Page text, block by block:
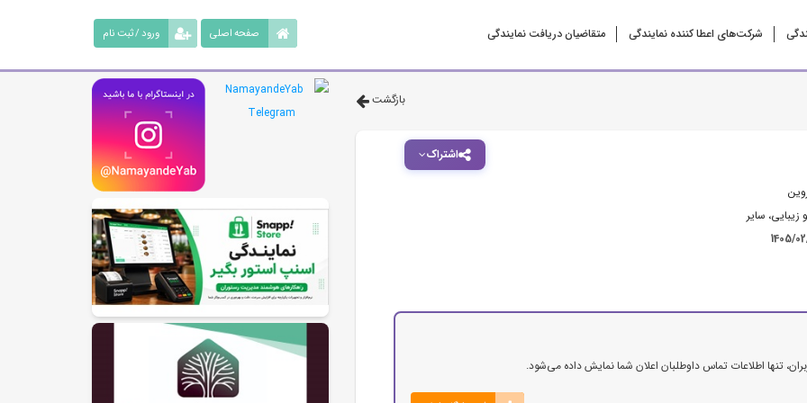
شرکت‌‌های اعطا کننده نمایندگی متقاضیان دریافت نمایندگی ورود / ثبت نام صفحه اصلی
بازگشت
اشتراک
زیبایی، سایر
1405/
تنها اطلاعات تماس داوطلبان اعلان شما نمایش داده می‌شود.